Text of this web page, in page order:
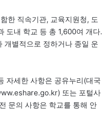
한 직속기관, 교육지원청, 도
도내 학교 등 총 1,600여 개다.
개별적으로 정하거나 종일 운
자세한 사항은 공유누리(대국
또는 포털사
문의 사항은 학교를 통해 안